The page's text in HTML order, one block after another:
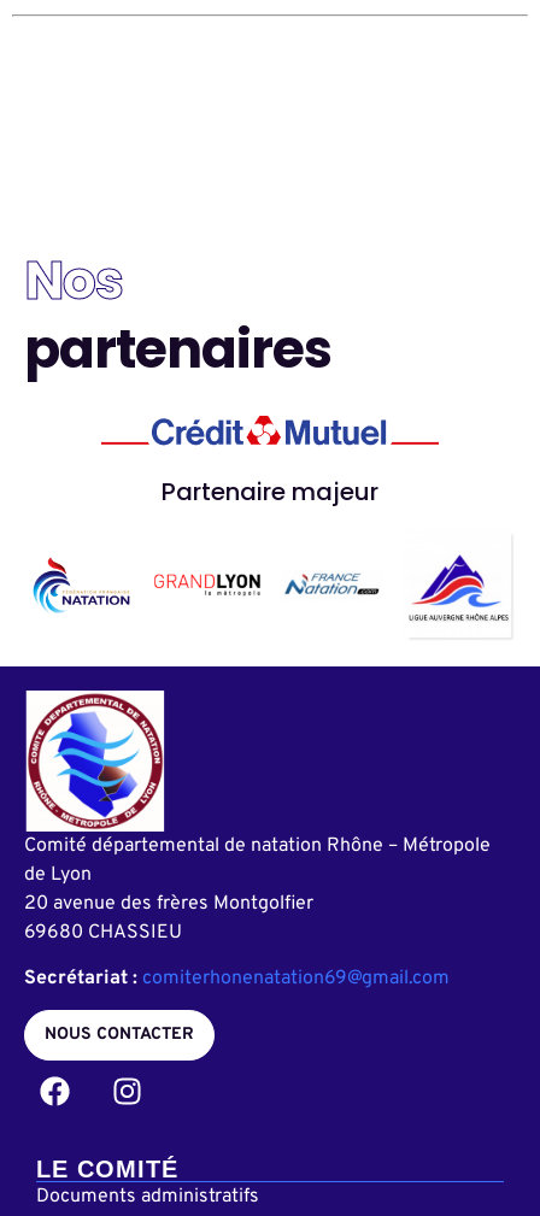
Nos
partenaires
Partenaire majeur
Comité départemental de natation Rhône – Métropole
de Lyon
20 avenue des frères Montgolfier
69680 CHASSIEU
Secrétariat : comiterhonenatation69@gmail.com
NOUS CONTACTER
LE COMITÉ
Documents administratifs